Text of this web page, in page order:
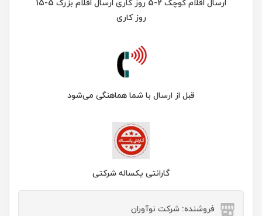
ارسال اقلام کوچک 2-5 روز کاری ارسال اقلام بزرگ 5-15
روز کاری
قبل از ارسال با شما هماهنگی می‌شود
گارانتی یکساله شرکتی
فروشنده: شرکت نوآوران